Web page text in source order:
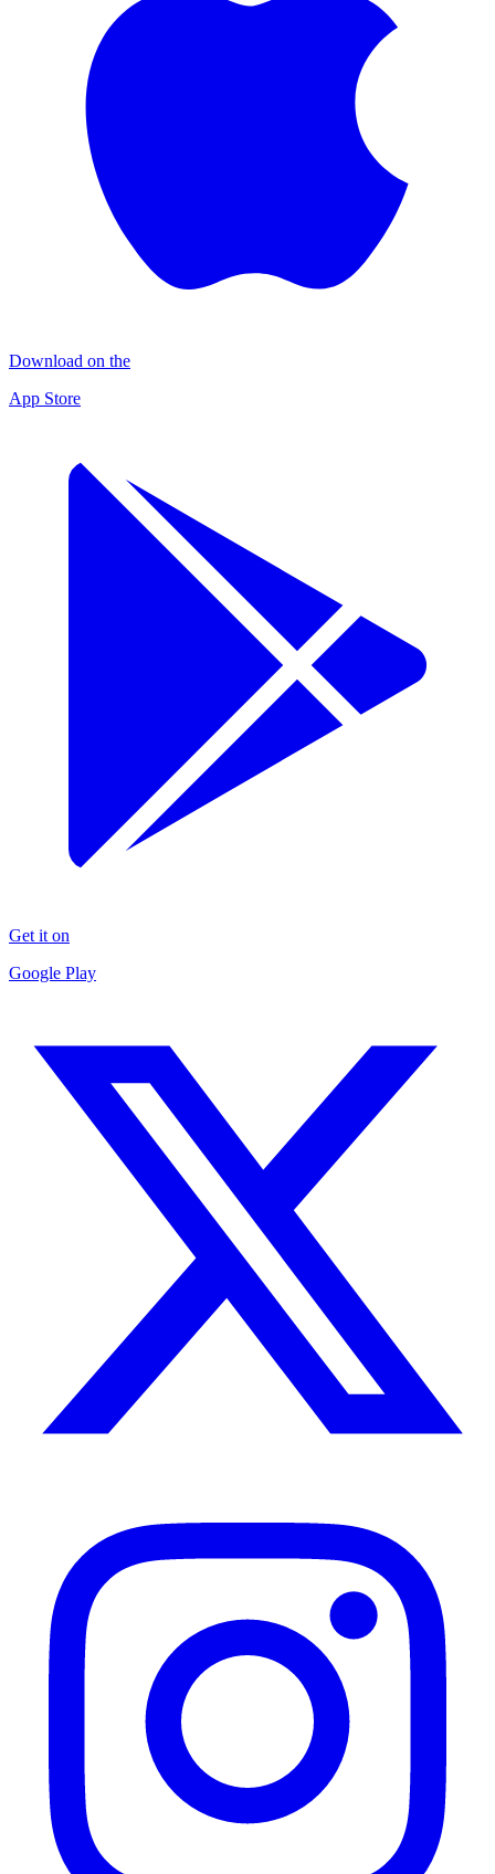
Download on the
App Store
Get it on
Google Play